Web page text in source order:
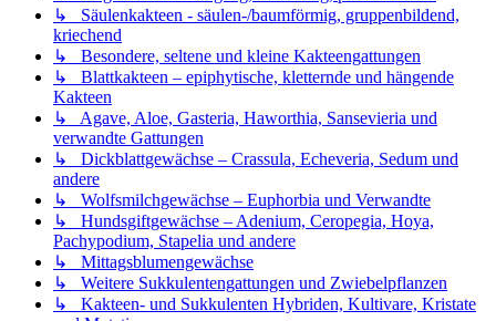
↳ Säulenkakteen - säulen-/baumförmig, gruppenbildend,
kriechend
↳ Besondere, seltene und kleine Kakteengattungen
↳ Blattkakteen – epiphytische, kletternde und hängende
Kakteen
↳ Agave, Aloe, Gasteria, Haworthia, Sansevieria und
verwandte Gattungen
↳ Dickblattgewächse – Crassula, Echeveria, Sedum und
andere
↳ Wolfsmilchgewächse – Euphorbia und Verwandte
↳ Hundsgiftgewächse – Adenium, Ceropegia, Hoya,
Pachypodium, Stapelia und andere
↳ Mittagsblumengewächse
↳ Weitere Sukkulentengattungen und Zwiebelpflanzen
↳ Kakteen- und Sukkulenten Hybriden, Kultivare, Kristate